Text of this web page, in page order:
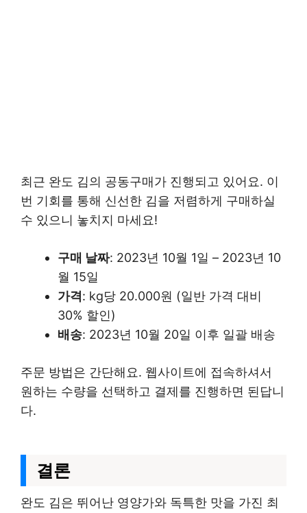
최근 완도 김의 공동구매가 진행되고 있어요. 이
번 기회를 통해 신선한 김을 저렴하게 구매하실
수 있으니 놓치지 마세요!
구매 날짜: 2023년 10월 1일 – 2023년 10
월 15일
가격 : kg당 20.000원 (일반 가격 대비
30% 할인)
배송: 2023년 10월 20일 이후 일괄 배송
주문 방법은 간단해요. 웹사이트에 접속하셔서
원하는 수량을 선택하고 결제를 진행하면 된답니
다.
결론
완도 김은 뛰어난 영양가와 독특한 맛을 가진 최